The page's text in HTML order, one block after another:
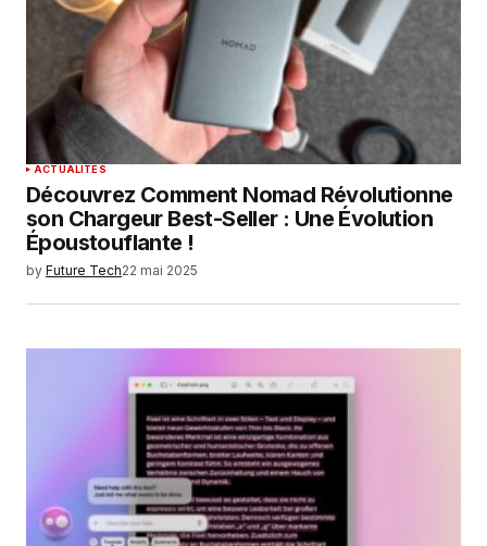
ACTUALITÉS
Découvrez Comment Nomad Révolutionne
son Chargeur Best-Seller : Une Évolution
Époustouflante !
by Future Tech22 mai 2025